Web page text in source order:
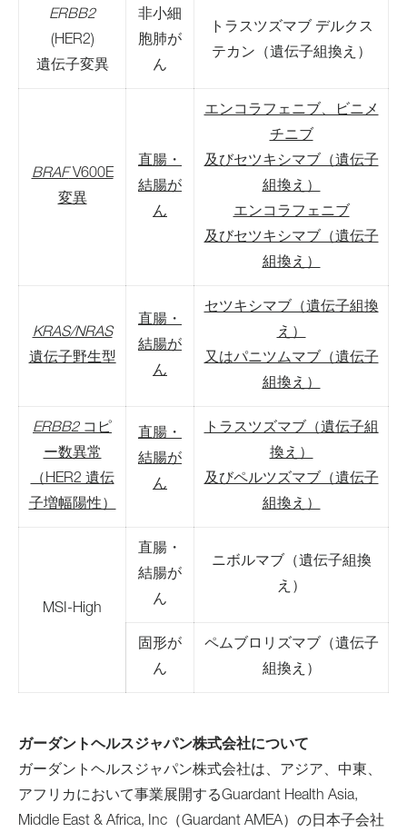
ERBB2
(HER2)
遺伝子変異
非小細
胞肺が
ん
トラスツズマブ デルクス
テカン（遺伝子組換え）
BRAFV600E
変異
直腸・
結腸が
ん
エンコラフェニブ、ビニメ
チニブ
及びセツキシマブ（遺伝子
組換え）
エンコラフェニブ
及びセツキシマブ（遺伝子
組換え）
KRAS/NRAS
遺伝子野生型
直腸・
結腸が
ん
セツキシマブ（遺伝子組換
え）
又はパニツムマブ（遺伝子
組換え）
ERBB2コピ
ー数異常
（HER2 遺伝
子増幅陽性）
直腸・
結腸が
ん
トラスツズマブ（遺伝子組
換え）
及びペルツズマブ（遺伝子
組換え）
MSI-High
直腸・
結腸が
ん
ニボルマブ（遺伝子組換
え）
固形が
ん
ペムブロリズマブ（遺伝子
組換え）
ガーダントヘルスジャパン株式会社について
ガーダントヘルスジャパン株式会社は、アジア、中東、
アフリカにおいて事業展開するGuardant Health Asia,
Middle East & Africa, Inc（Guardant AMEA）の日本子会社